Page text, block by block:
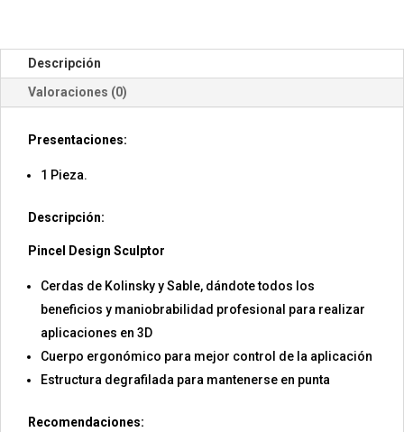
Descripción
Valoraciones (0)
Presentaciones:
1 Pieza.
Descripción:
Pincel Design Sculptor
Cerdas de Kolinsky y Sable, dándote todos los
beneficios y maniobrabilidad profesional para realizar
aplicaciones en 3D
Cuerpo ergonómico para mejor control de la aplicación
Estructura degrafilada para mantenerse en punta
Recomendaciones: